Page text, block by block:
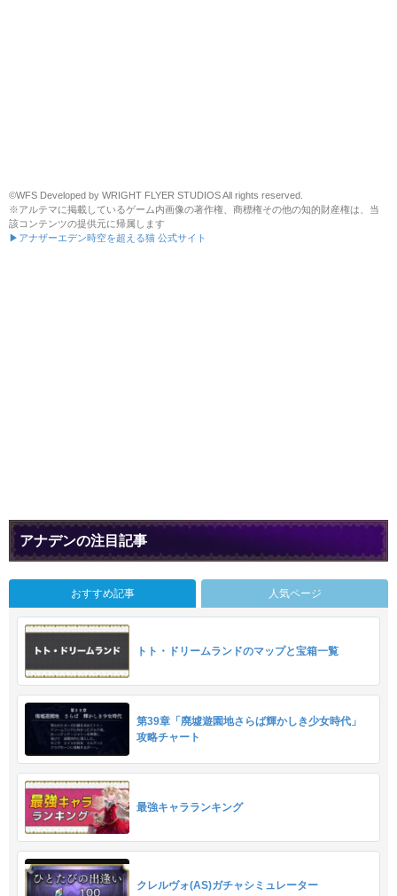
©WFS Developed by WRIGHT FLYER STUDIOS All rights reserved.
※アルテマに掲載しているゲーム内画像の著作権、商標権その他の知的財産権は、当
該コンテンツの提供元に帰属します
▶アナザーエデン時空を超える猫 公式サイト
アナデンの注目記事
おすすめ記事 人気ページ
トト・ドリームランドのマップと宝箱一覧
第39章「廃墟遊園地さらば輝かしき少女時代」
攻略チャート
最強キャラランキング
クレルヴォ(AS)ガチャシミュレーター